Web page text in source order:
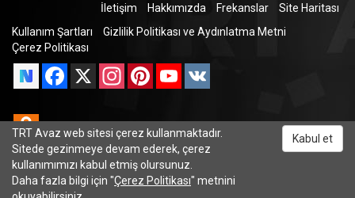
İletişim
Hakkımızda Frekanslar
Site Haritası
Kullanım Şartları
Gizlilik Politikası ve Aydınlatma Metni
Çerez Politikası
Facebook
X InstagramPinterestYouTube
Odnoklassniki
TRT Avaz web sitesi çerez kullanmaktadır.
Sitede gezinmeye devam ederek, çerez
kullanımımızı kabul etmiş olursunuz.
Daha fazla bilgi için "Çerez Politikası" metnini
Kabul et